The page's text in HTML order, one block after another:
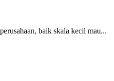
baik skala kecil mau...